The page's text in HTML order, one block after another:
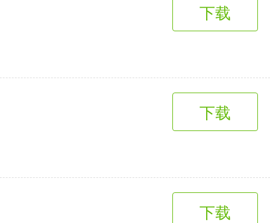
下载
下载
下载